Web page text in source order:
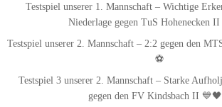
Testspiel unserer 1. Mannschaft – Wichtige
Niederlage gegen TuS Hohenecken
Testspiel unserer 2. Mannschaft – 2:2 gegen den
⚽
Testspiel 3 unserer 2. Mannschaft – Starke
gegen den FV Kindsbach II